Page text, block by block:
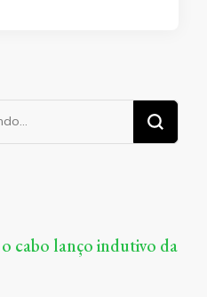
o cabo lanço indutivo da